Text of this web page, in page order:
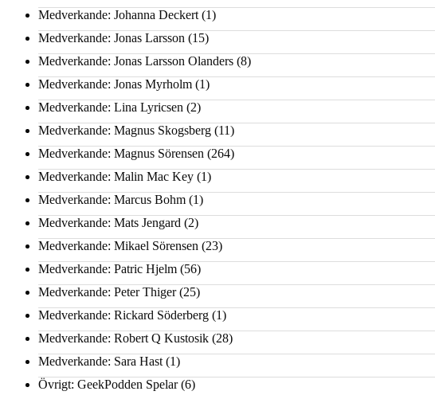
Medverkande: Johanna Deckert (1)
Medverkande: Jonas Larsson (15)
Medverkande: Jonas Larsson Olanders (8)
Medverkande: Jonas Myrholm (1)
Medverkande: Lina Lyricsen (2)
Medverkande: Magnus Skogsberg (11)
Medverkande: Magnus Sörensen (264)
Medverkande: Malin Mac Key (1)
Medverkande: Marcus Bohm (1)
Medverkande: Mats Jengard (2)
Medverkande: Mikael Sörensen (23)
Medverkande: Patric Hjelm (56)
Medverkande: Peter Thiger(25)
Medverkande: Rickard Söderberg (1)
Medverkande: Robert Q Kustosik (28)
Medverkande: Sara Hast (1)
Övrigt: GeekPodden Spelar(6)